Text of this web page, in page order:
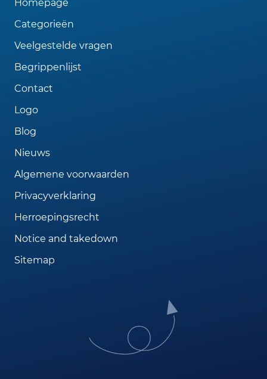
Homepage
Categorieën
Veelgestelde vragen
Begrippenlijst
Contact
Logo
Blog
Nieuws
Algemene voorwaarden
Privacyverklaring
Herroepingsrecht
Notice and takedown
Sitemap